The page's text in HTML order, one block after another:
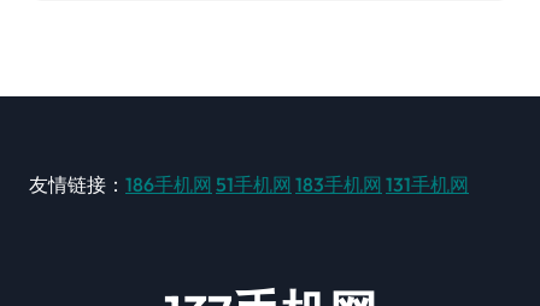
友情链接： 186手机网 51手机网 183手机网 131手机网